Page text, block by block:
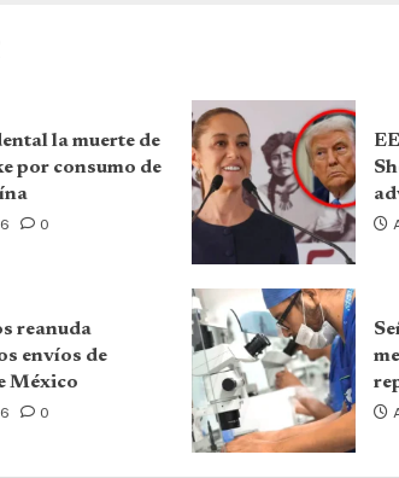
la muerte de
por consumo de
0
reanuda
envíos de
México
0